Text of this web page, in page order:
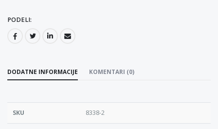
PODELI:
DODATNE INFORMACIJE KOMENTARI (0)
SKU 8338-2